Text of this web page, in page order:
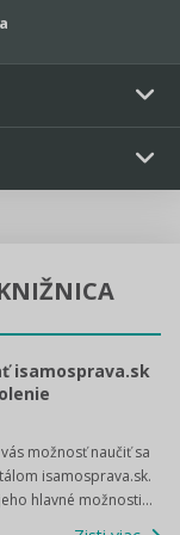
isamosprava.sk
možnosť naučiť sa
isamosprava.sk.
hlavné možnosti...